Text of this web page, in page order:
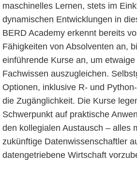
maschinelles Lernen, stets im
dynamischen Entwicklungen in
BERD Academy erkennt bereits
Fähigkeiten von Absolventen an,
einführende Kurse an, um
Fachwissen auszugleichen.
Optionen, inklusive R- und
die Zugänglichkeit. Die Kurse
Schwerpunkt auf praktische
den kollegialen Austausch – alles
zukünftige Datenwissenschaftler
datengetriebene Wirtschaft